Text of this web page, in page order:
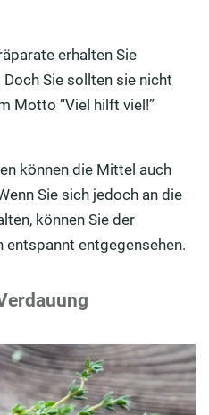
erhalten Sie
Sie sollten sie nicht
Motto “Viel hilft viel!”
können die Mittel auch
Sie sich jedoch an die
können Sie der
entspannt entgegensehen.